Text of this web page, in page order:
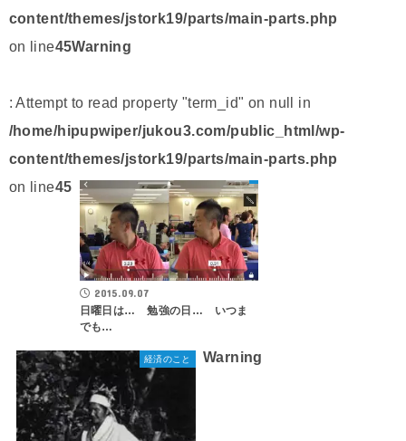
content/themes/jstork19/parts/main-parts.php
on line45Warning
: Attempt to read property "term_id" on null in
/home/hipupwiper/jukou3.com/public_html/wp-
content/themes/jstork19/parts/main-parts.php
on line45
2015.09.07
日曜日は… 勉強の日… いつま
でも…
経済のこと Warning